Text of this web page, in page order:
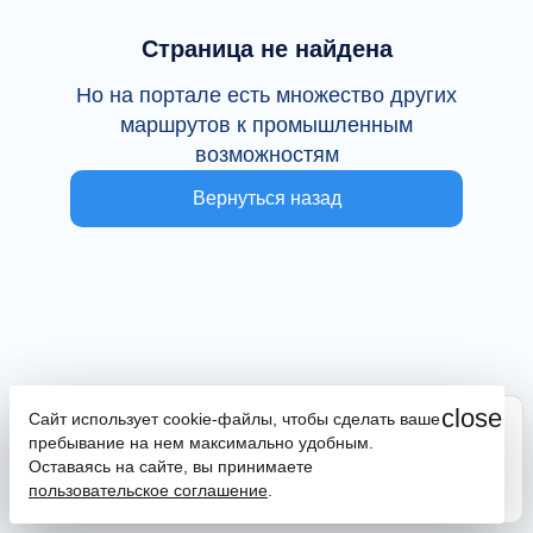
Страница не найдена
Но на портале есть множество других
маршрутов к промышленным
возможностям
Вернуться назад
close
Сайт использует cookie-файлы, чтобы сделать ваше
пребывание на нем максимально удобным.
Оставаясь на сайте, вы принимаете
пользовательское соглашение
Сайт находится в тестовой эксплуатации
В случае наличия ошибок или замечаний просим
сообщить на почтуpromportal@frpkk.ru
написать нам в чатилизаказать обратный звонок